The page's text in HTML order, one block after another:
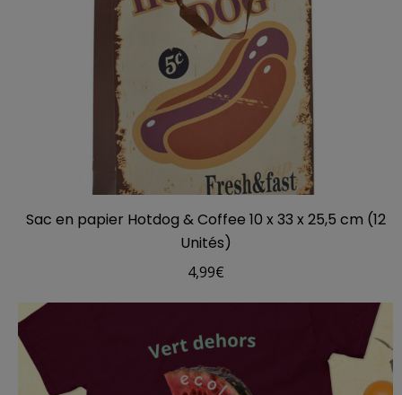
Sac en papier Hotdog & Coffee 10 x 33 x 25,5 cm (12
Unités)
4,99€